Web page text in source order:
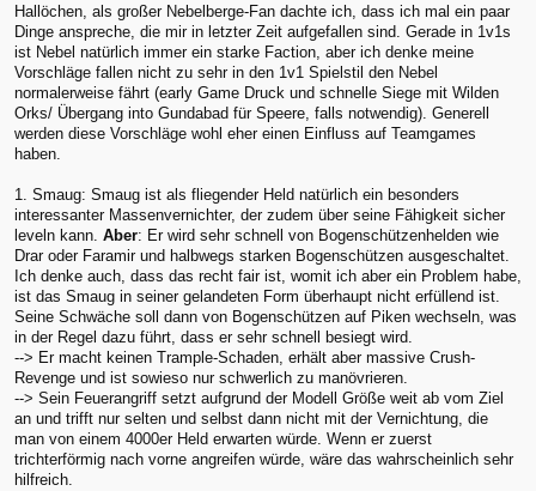
Hallöchen, als großer Nebelberge-Fan dachte ich, dass ich mal ein paar
Dinge anspreche, die mir in letzter Zeit aufgefallen sind. Gerade in 1v1s
ist Nebel natürlich immer ein starke Faction, aber ich denke meine
Vorschläge fallen nicht zu sehr in den 1v1 Spielstil den Nebel
normalerweise fährt (early Game Druck und schnelle Siege mit Wilden
Orks/ Übergang into Gundabad für Speere, falls notwendig). Generell
werden diese Vorschläge wohl eher einen Einfluss auf Teamgames
haben.
1. Smaug: Smaug ist als fliegender Held natürlich ein besonders
interessanter Massenvernichter, der zudem über seine Fähigkeit sicher
leveln kann. Aber: Er wird sehr schnell von Bogenschützenhelden wie
Drar oder Faramir und halbwegs starken Bogenschützen ausgeschaltet.
Ich denke auch, dass das recht fair ist, womit ich aber ein Problem habe,
ist das Smaug in seiner gelandeten Form überhaupt nicht erfüllend ist.
Seine Schwäche soll dann von Bogenschützen auf Piken wechseln, was
in der Regel dazu führt, dass er sehr schnell besiegt wird.
--> Er macht keinen Trample-Schaden, erhält aber massive Crush-
Revenge und ist sowieso nur schwerlich zu manövrieren.
--> Sein Feuerangriff setzt aufgrund der Modell Größe weit ab vom Ziel
an und trifft nur selten und selbst dann nicht mit der Vernichtung, die
man von einem 4000er Held erwarten würde. Wenn er zuerst
trichterförmig nach vorne angreifen würde, wäre das wahrscheinlich sehr
hilfreich.